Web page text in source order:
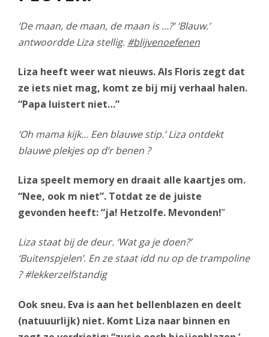
‘De maan, de maan, de maan is …?’ ‘Blauw.’
antwoordde Liza stellig. #blijvenoefenen
Liza heeft weer wat nieuws. Als Floris zegt dat
ze iets niet mag, komt ze bij mij verhaal halen.
“Papa luistert niet…”
‘Oh mama kijk… Een blauwe stip.’ Liza ontdekt
blauwe plekjes op d’r benen ?
Liza speelt memory en draait alle kaartjes om.
“Nee, ook m niet”. Totdat ze de juiste
gevonden heeft: “ja! Hetzolfe. Mevonden!”
Liza staat bij de deur. ‘Wat ga je doen?’
‘Buitenspjelen’. En ze staat idd nu op de trampoline
? #lekkerzelfstandig
Ook sneu. Eva is aan het bellenblazen en deelt
(natuuurlijk) niet. Komt Liza naar binnen en